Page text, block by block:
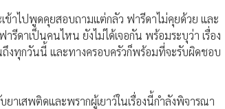
ข้าไปพูดคุยสอบถามแต่กลัว ฟารีดาไม่คุยด้วย และ
ดาเป็นคนไหน ยังไม่ได้เจอกัน พร้อมระบุว่า เรื่อง
งทุกวันนี้ และทางครอบครัวก็พร้อมที่จะรับผิดชอบ
เสพติดและพรากผู้เยาว์ในเรื่องนี้กำลังพิจารณา